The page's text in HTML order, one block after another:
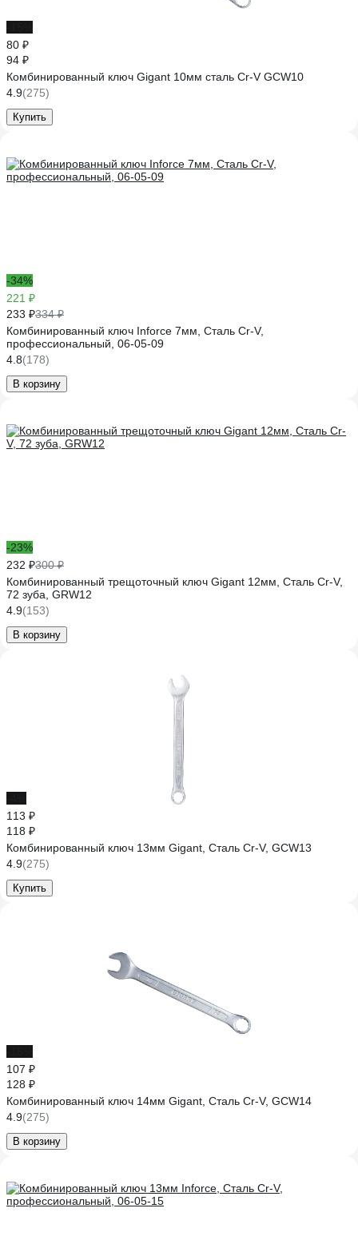
80 ₽
94 ₽
Комбинированный ключ Gigant 10мм сталь Cr-V GCW10
4.9(275)
Купить
-34%
221 ₽
233 ₽334 ₽
Комбинированный ключ Inforce 7мм, Сталь Cr-V,
профессиональный, 06-05-09
4.8(178)
В корзину
-23%
232 ₽300 ₽
Комбинированный трещоточный ключ Gigant 12мм, Сталь Cr-V,
72 зуба, GRW12
4.9(153)
В корзину
113 ₽
118 ₽
Комбинированный ключ 13мм Gigant, Сталь Cr-V, GCW13
4.9(275)
Купить
107 ₽
128 ₽
Комбинированный ключ 14мм Gigant, Сталь Cr-V, GCW14
4.9(275)
В корзину